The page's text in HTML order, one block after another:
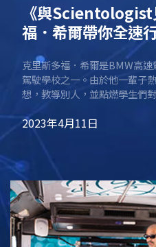
《與Scientologist
福．希爾帶你全速
克里斯多福．希爾是BMW高
駕駛學校之一。由於他一輩子
想，教導別人，並點燃學生們
2023年4月11日